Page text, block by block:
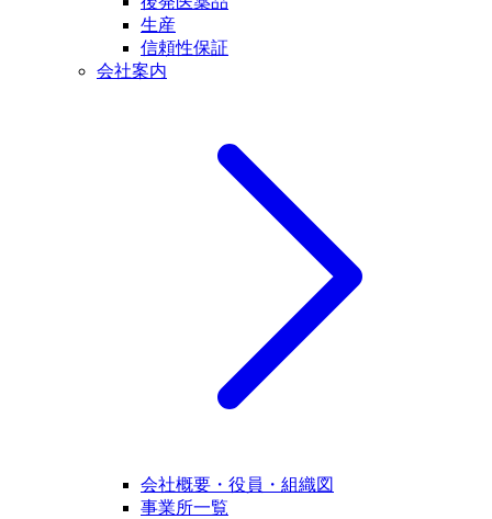
生産
信頼性保証
会社案内
会社概要・役員・組織図
事業所一覧